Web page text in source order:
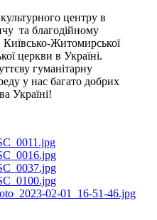
центру в
та благодійному
Житомирської
церкви в Україні.
гуманітарну
у нас багато добрих
Україні!